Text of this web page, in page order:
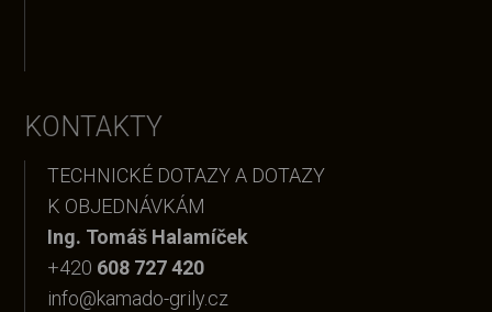
KONTAKTY
TECHNICKÉ DOTAZY A DOTAZY
K OBJEDNÁVKÁM
Ing. Tomáš Halamíček
+420 608 727 420
info@kamado-grily.cz